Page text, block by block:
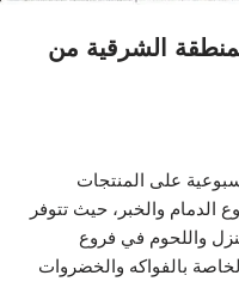
الشرقية من
على المنتجات
الدمام والخبر، حيث تتوفر
واللحوم في فروع
بالفواكه والخضروات